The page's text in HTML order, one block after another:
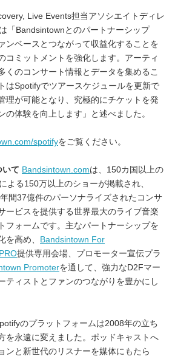
Live Events担当アソシエイトディレ
「Bandsintownとのパートナーシップ
ンベースとつながって収益化することを
コミットメントを強化します。アーティ
くのコンサート情報とデータを集めるこ
はSpotifyでツアースケジュールを更新で
理が可能となり、究極的にチケットを発
の体験を向上します」と述べました。
spotifyをご覧ください。
いて Bandsintown.comは、150カ国以上の
よる150万以上のショーが掲載され、
間37億件のパーソナライズされたコンサ
ービスを提供する世界最大のライブ音楽
フォームです。主なパートナーシップを
を高め、
Bandsintown For
提供専用会場、プロモーター宣伝プラ
Promoterを通して、強力なD2Fマー
ティストとファンのつながりを豊かにし
のプラットフォームは2008年の立ち
を永遠に変えました。ポッドキャストへ
ンと新世代のリスナーを媒体にもたら